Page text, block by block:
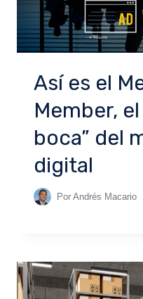
Así es el
Member,
boca” del
digital
Por Andrés Macario